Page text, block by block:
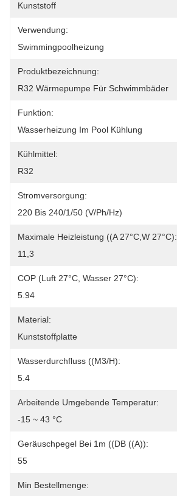
Kunststoff
Verwendung:
Swimmingpoolheizung
Produktbezeichnung:
R32 Wärmepumpe Für Schwimmbäder
Funktion:
Wasserheizung Im Pool Kühlung
Kühlmittel:
R32
Stromversorgung:
220 Bis 240/1/50 (V/Ph/Hz)
Maximale Heizleistung ((A 27°C,W 27°C):
11,3
COP (Luft 27°C, Wasser 27°C):
5.94
Material:
Kunststoffplatte
Wasserdurchfluss ((m3/h):
5.4
Arbeitende Umgebende Temperatur:
-15 ~ 43 °C
Geräuschpegel Bei 1m ((dB ((A)):
55
Min Bestellmenge: